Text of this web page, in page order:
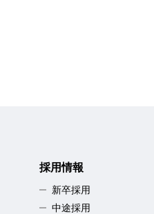
採用情報
新卒採用
中途採用